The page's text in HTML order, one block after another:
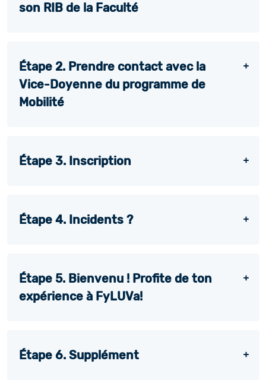
son RIB de la Faculté
Étape 2. Prendre contact avec la
Vice-Doyenne du programme de
Mobilité
Étape 3. Inscription
Étape 4. Incidents ?
Étape 5. Bienvenu ! Profite de ton
expérience à FyLUVa!
Étape 6. Supplément